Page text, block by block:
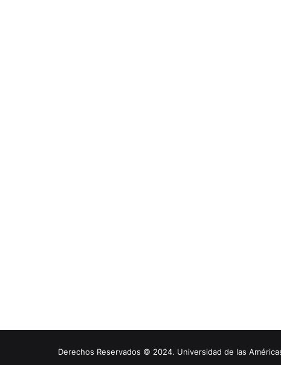
Derechos Reservados © 2024. Universidad de las